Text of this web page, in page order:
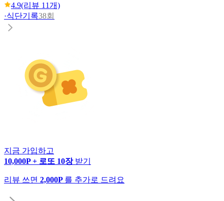
4.9(리뷰 11개)
·식단기록38회
지금 가입하고
10,000P + 로또 10장 받기
리뷰 쓰면 2,000P 를 추가로 드려요